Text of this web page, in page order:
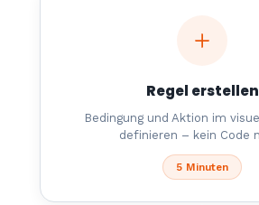
Regel erstellen
Bedingung und Aktion im
definieren – kein Code
5 Minuten